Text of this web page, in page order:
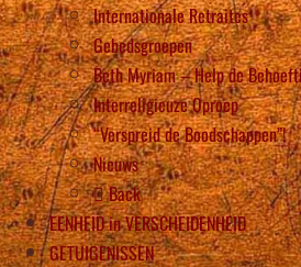
Internationale Retraites
Gebedsgroepen
Beth Myriam – Help de
Interreligieuze Oproep
“Verspreid de Boodschappen”!
Nieuws
Back
EENHEID in VERSCHEIDENHEID
GETUIGENISSEN